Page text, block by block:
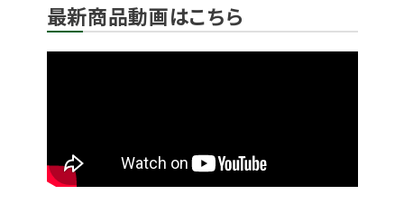
最新商品動画はこちら